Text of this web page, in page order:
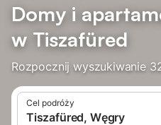
Domy i
w Tiszafüred
Rozpocznij wyszukiwanie
Cel podróży
Tiszafüred, Węgry